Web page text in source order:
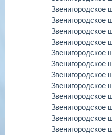
Звенигородское
Звенигородское
Звенигородское
Звенигородское
Звенигородское
Звенигородское
Звенигородское
Звенигородское
Звенигородское
Звенигородское
Звенигородское
Звенигородское